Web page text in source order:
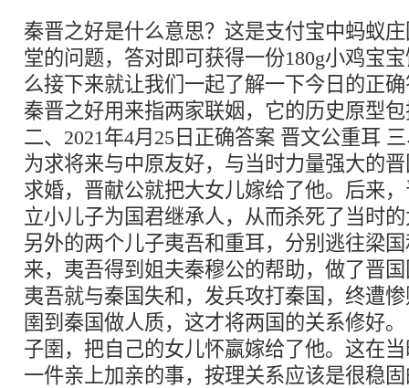
秦晋之好是什么意思？这是支付宝中蚂蚁
堂的问题，答对即可获得一份180g小鸡宝
么接下来就让我们一起了解一下今日的正
秦晋之好用来指两家联姻，它的历史原型
二、2021年4月25日正确答案 晋文公重耳
为求将来与中原友好，与当时力量强大的
求婚，晋献公就把大女儿嫁给了他。后来
立小儿子为国君继承人，从而杀死了当时
另外的两个儿子夷吾和重耳，分别逃往梁
来，夷吾得到姐夫秦穆公的帮助，做了晋
夷吾就与秦国失和，发兵攻打秦国，终遭
圉到秦国做人质，这才将两国的关系修好
子圉，把自己的女儿怀嬴嫁给了他。这在
一件亲上加亲的事，按理关系应该是很稳